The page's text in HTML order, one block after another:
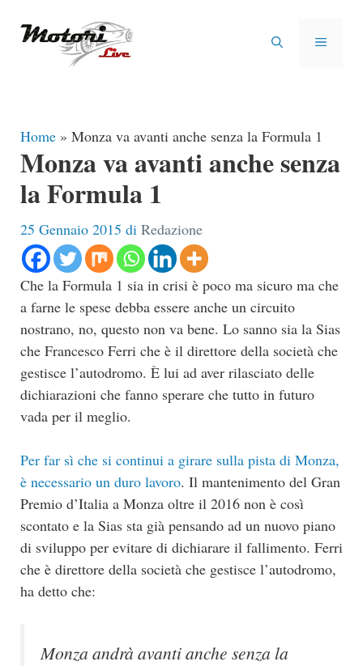
MENU
Home » Monza va avanti anche senza la Formula 1
Monza va avanti anche senza
la Formula 1
25 Gennaio 2015 di Redazione
Che la Formula 1 sia in crisi è poco ma sicuro ma che
a farne le spese debba essere anche un circuito
nostrano, no, questo non va bene. Lo sanno sia la Sias
che Francesco Ferri che è il direttore della società che
gestisce l’autodromo. È lui ad aver rilasciato delle
dichiarazioni che fanno sperare che tutto in futuro
vada per il meglio.
Per far sì che si continui a girare sulla pista di Monza,
è necessario un duro lavoro. Il mantenimento del Gran
Premio d’Italia a Monza oltre il 2016 non è così
scontato e la Sias sta già pensando ad un nuovo piano
di sviluppo per evitare di dichiarare il fallimento. Ferri
che è direttore della società che gestisce l’autodromo,
ha detto che:
Monza andrà avanti anche senza la